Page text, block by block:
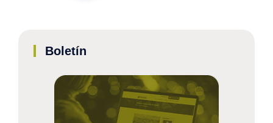
Boletín